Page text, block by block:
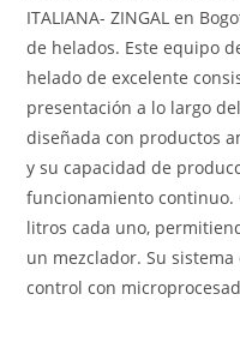
ITALIANA- ZINGAL en
de helados. Este equipo
helado de excelente
presentación a lo largo
diseñada con productos
y su capacidad de
funcionamiento continuo.
litros cada uno,
un mezclador. Su
control con